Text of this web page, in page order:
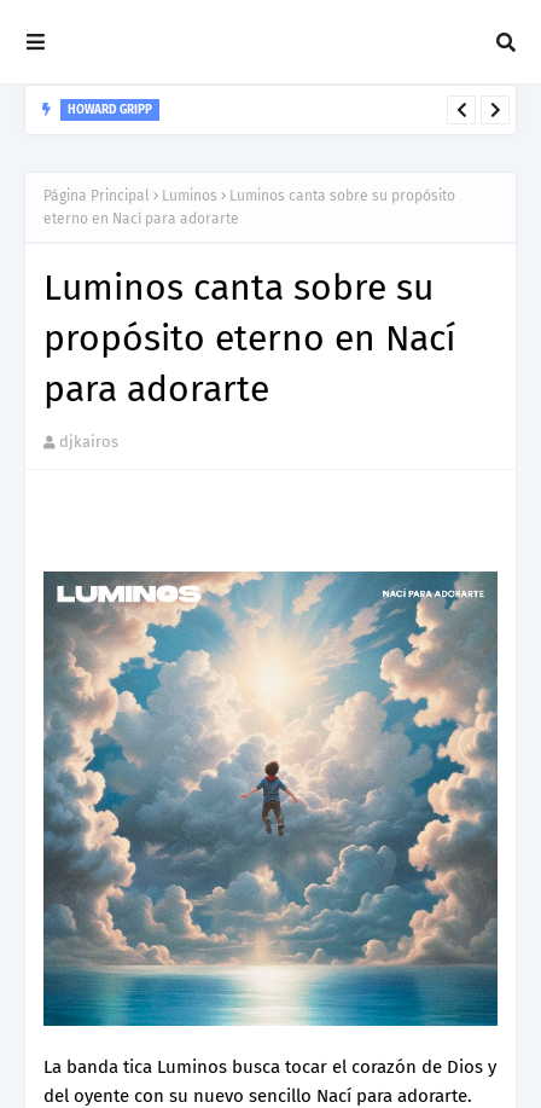
HOWARD GRIPP
Página Principal Luminos
Luminos canta sobre su propósito
eterno en Nací para adorarte
Luminos canta sobre su
propósito eterno en Nací
para adorarte
djkairos
La banda tica Luminos busca tocar el corazón de Dios y
del oyente con su nuevo sencillo Nací para adorarte.